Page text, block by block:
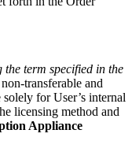
the term specified in the
transferable and
for User’s internal
licensing method and
Appliance